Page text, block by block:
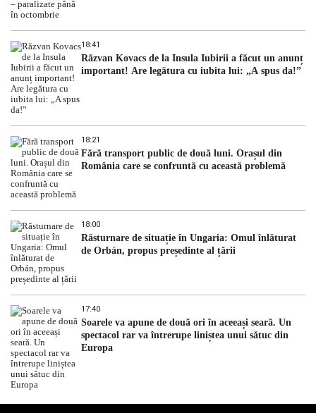
18:41
Răzvan Kovacs de la Insula Iubirii a făcut un anunț
important! Are legătura cu iubita lui: „A spus da!”
18:21
Fără transport public de două luni. Orașul din
România care se confruntă cu această problemă
18:00
Răsturnare de situație în Ungaria: Omul înlăturat
de Orbán, propus președinte al țării
17:40
Soarele va apune de două ori în aceeași seară. Un
spectacol rar va întrerupe liniștea unui sătuc din
Europa